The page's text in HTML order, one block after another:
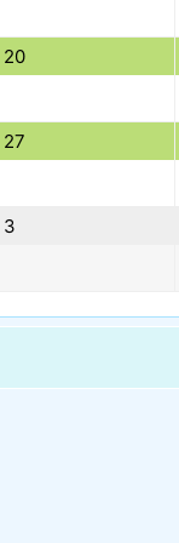
20
27
3